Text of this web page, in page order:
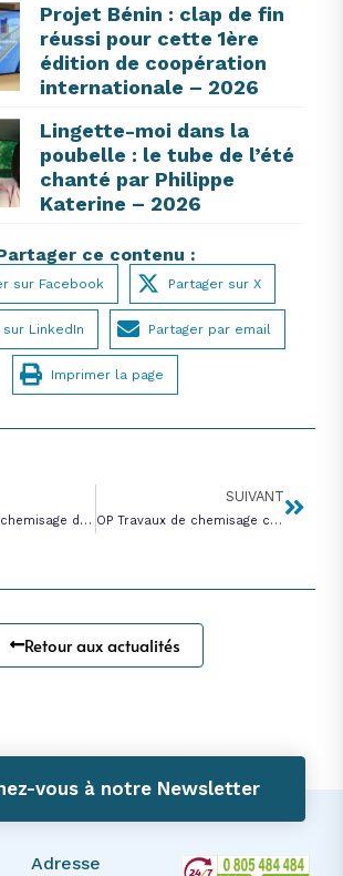
Projet Bénin : clap de fin
réussi pour cette 1ère
édition de coopération
internationale – 2026
Lingette-moi dans la
poubelle : le tube de l’été
chanté par Philippe
Katerine – 2026
ce contenu :
sur Facebook Partager sur X
sur LinkedIn Partager par email
Imprimer la page
OP Travaux de chemisage de collecteurs EU rue de Chantereine à Avernes (2023/01)
SUIVANT
OP Travaux de chemisage collecteur EU Ravine Saint-Antoine à Ennery (2022-02)
Retour aux actualités
vous à notre Newsletter
Adresse